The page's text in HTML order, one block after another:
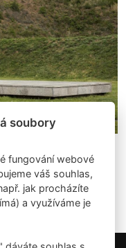
sídlišti Ďáblice
soubory
fungování webové
váš souhlas,
jak procházíte
a využíváme je